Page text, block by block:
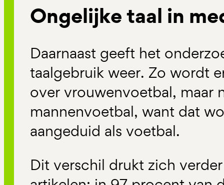
Ongelijke taal in
Daarnaast geeft het
taalgebruik weer. Zo wordt
over vrouwenvoetbal, maar
mannenvoetbal, want dat
aangeduid als voetbal.
Dit verschil drukt zich